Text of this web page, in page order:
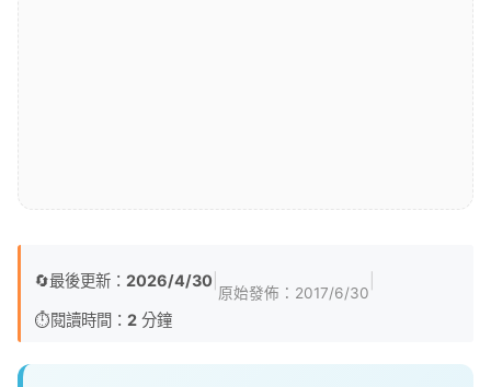
🔄最後更新： 2026/4/30
原始發佈： 2017/6/30
⏱️閱讀時間： 2 分鐘